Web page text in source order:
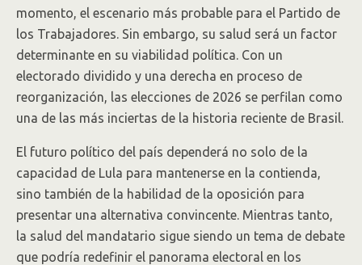
momento, el escenario más probable para el Partido de
los Trabajadores. Sin embargo, su salud será un factor
determinante en su viabilidad política. Con un
electorado dividido y una derecha en proceso de
reorganización, las elecciones de 2026 se perfilan como
una de las más inciertas de la historia reciente de Brasil.
El futuro político del país dependerá no solo de la
capacidad de Lula para mantenerse en la contienda,
sino también de la habilidad de la oposición para
presentar una alternativa convincente. Mientras tanto,
la salud del mandatario sigue siendo un tema de debate
que podría redefinir el panorama electoral en los